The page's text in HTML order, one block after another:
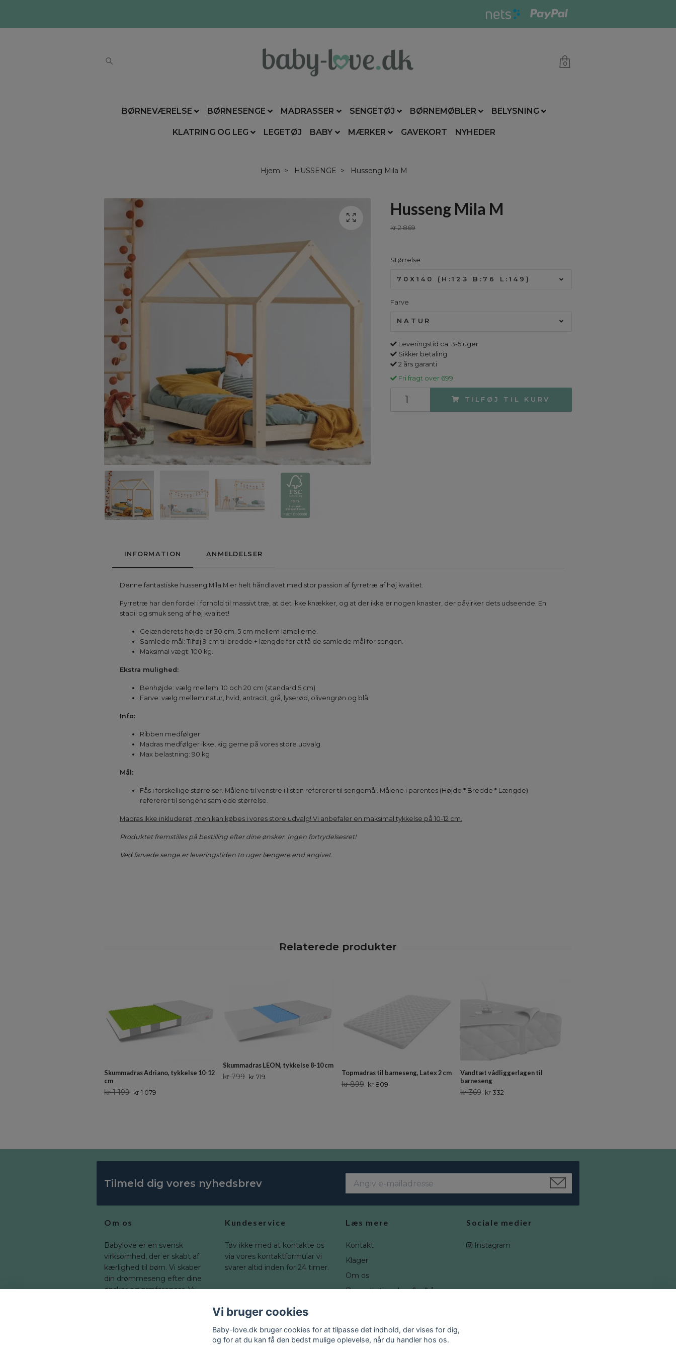
0
BØRNEVÆRELSE BØRNESENGE MADRASSER SENGETØJ BØRNEMØBLER BELYSNING
KLATRING OG LEG LEGETØJ BABY MÆRKER GAVEKORT NYHEDER
Hjem HUSSENGE Husseng Mila M
Husseng Mila M
kr 2 869
Størrelse
70X140 (H:123 B:76 L:149)
Farve
NATUR
Leveringstid ca. 3-5 uger
Sikker betaling
2 års garanti
Fri fragt over 699
TILFØJ TIL KURV
INFORMATION ANMELDELSER
Denne fantastiske husseng Mila M er helt håndlavet med stor passion af fyrretræ af høj kvalitet.
Fyrretræ har den fordel i forhold til massivt træ, at det ikke knækker, og at der ikke er nogen knaster, der påvirker dets udseende. En
stabil og smuk seng af høj kvalitet!
Gelænderets højde er 30 cm. 5 cm mellem lamellerne.
Samlede mål: Tilføj 9 cm til bredde + længde for at få de samlede mål for sengen.
Maksimal vægt: 100 kg.
Ekstra mulighed:
Benhøjde: vælg mellem: 10 och 20 cm (standard 5 cm)
Farve: vælg mellem natur, hvid, antracit, grå, lyserød, olivengrøn og blå
Info:
Ribben medfølger.
Madras medfølger ikke, kig gerne på vores store udvalg.
Max belastning: 90 kg
Mål:
Fås i forskellige størrelser. Målene til venstre i listen refererer til sengemål. Målene i parentes (Højde * Bredde * Længde)
refererer til sengens samlede størrelse.
Madras ikke inkluderet, men kan købes i vores store udvalg! Vi anbefaler en maksimal tykkelse på 10-12 cm.
Produktet fremstilles på bestilling efter dine ønsker. Ingen fortrydelsesret!
Ved farvede senge er leveringstiden to uger længere end angivet.
Skummadras Adriano, tykkelse 10-12
cm
kr 1 199 kr 1 079
Skummadras LEON, tykkelse 8-10 cm
kr 799 kr 719
Topmadras til barneseng, Latex 2 cm
kr 899 kr 809
Vandtæt vådliggerlagen til
barneseng
kr 369 kr 332
Tilmeld dig vores nyhedsbrev
Om os
Babylove er en svensk
virksomhed, der er skabt af
kærlighed til børn. Vi skaber
din drømmeseng efter dine
ønsker og præferencer. Vi
Kundeservice
Tøv ikke med at kontakte os
via vores kontaktformular vi
svarer altid inden for 24 timer.
Læs mere
Kontakt
Klager
Om os
Brugerbetingelser & vilkår
Sociale medier
Instagram
Vi bruger cookies
Baby-love.dk bruger cookies for at tilpasse det indhold, der vises for dig,
og for at du kan få den bedst mulige oplevelse, når du handler hos os.